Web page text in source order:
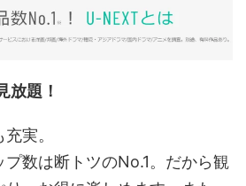
放題！
実。
プ数は断トツのNo.1。だから観